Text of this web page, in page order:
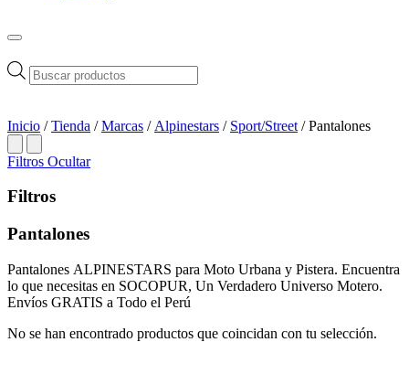
Búsqueda
de
Inicio /Tienda /Marcas / Alpinestars / Sport/Street / Pantalones
Filtros Ocultar
Filtros
Pantalones
Pantalones ALPINESTARS para Moto Urbana y Pistera. Encuentra
lo que necesitas en SOCOPUR, Un Verdadero Universo Motero.
Envíos GRATIS a Todo el Perú
No se han encontrado productos que coincidan con tu selección.